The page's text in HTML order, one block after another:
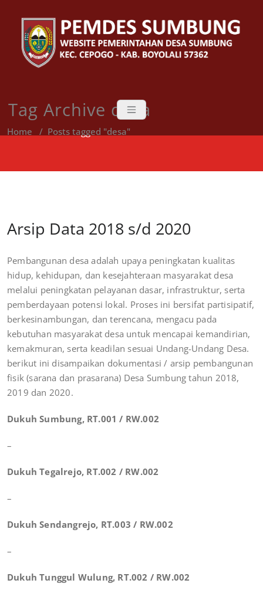
content
Tag Archive desa
Home / Posts tagged "desa"
Arsip Data 2018 s/d 2020
Pembangunan desa adalah upaya peningkatan kualitas
hidup, kehidupan, dan kesejahteraan masyarakat desa
melalui peningkatan pelayanan dasar, infrastruktur, serta
pemberdayaan potensi lokal. Proses ini bersifat partisipatif,
berkesinambungan, dan terencana, mengacu pada
kebutuhan masyarakat desa untuk mencapai kemandirian,
kemakmuran, serta keadilan sesuai Undang-Undang Desa.
berikut ini disampaikan dokumentasi / arsip pembangunan
fisik (sarana dan prasarana) Desa Sumbung tahun 2018,
2019 dan 2020.
Dukuh Sumbung, RT.001 / RW.002
–
Dukuh Tegalrejo, RT.002 / RW.002
–
Dukuh Sendangrejo, RT.003 / RW.002
–
Dukuh Tunggul Wulung, RT.002 / RW.002